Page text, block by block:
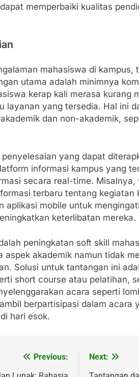
memperbaiki kualitas
mahasiswa di
utama adalah minimnya
kerap kali merasa kurang
layanan yang tersedia. Hal ini
dan non-akademik,
yang dapat
informasi kampus yang
secara real-time.
terbaru tentang kegiatan
aplikasi mobile untuk
keterlibatan mereka.
peningkatan soft skill
aspek akademik namun tidak
Solusi untuk tantangan ini
short course atau pelatihan,
acara seperti
berpartisipasi dalam acara
hari esok.
Previous:
Next: